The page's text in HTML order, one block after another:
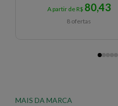
A partir de R$ 80,43
8 ofertas
MAIS DA MARCA